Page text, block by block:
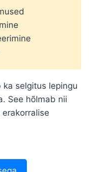
selgitus lepingu
See hõlmab nii